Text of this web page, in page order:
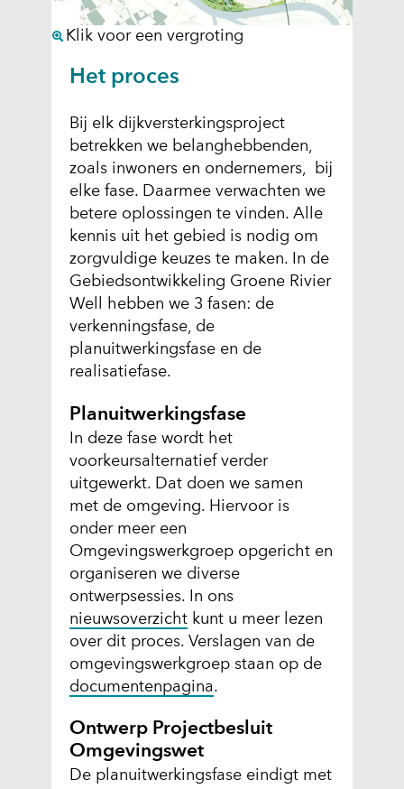
Klik voor een vergroting(
e
e
l
d
i
n
g
:
i
r
h
i
n
g
p
n
_
t
a
Het proces
Bij elk dijkversterkingsproject
betrekken we belanghebbenden,
zoals inwoners en ondernemers, bij
elke fase. Daarmee verwachten we
betere oplossingen te vinden. Alle
kennis uit het gebied is nodig om
zorgvuldige keuzes te maken. In de
Gebiedsontwikkeling Groene Rivier
Well hebben we 3 fasen: de
verkenningsfase, de
planuitwerkingsfase en de
realisatiefase.
Planuitwerkingsfase
In deze fase wordt het
voorkeursalternatief verder
uitgewerkt. Dat doen we samen
met de omgeving. Hiervoor is
onder meer een
Omgevingswerkgroep opgericht en
organiseren we diverse
ontwerpsessies. In ons
nieuwsoverzichtkunt u meer lezen
over dit proces. Verslagen van de
omgevingswerkgroep staan op de
documentenpagina.
Ontwerp Projectbesluit
Omgevingswet
De planuitwerkingsfase eindigt met